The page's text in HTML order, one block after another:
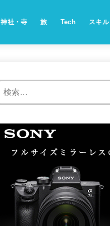
神社・寺 旅 Tech スキル